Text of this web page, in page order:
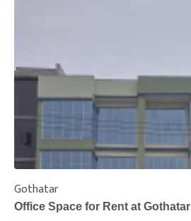
Gothatar
Office Space for Rent at Gothatar